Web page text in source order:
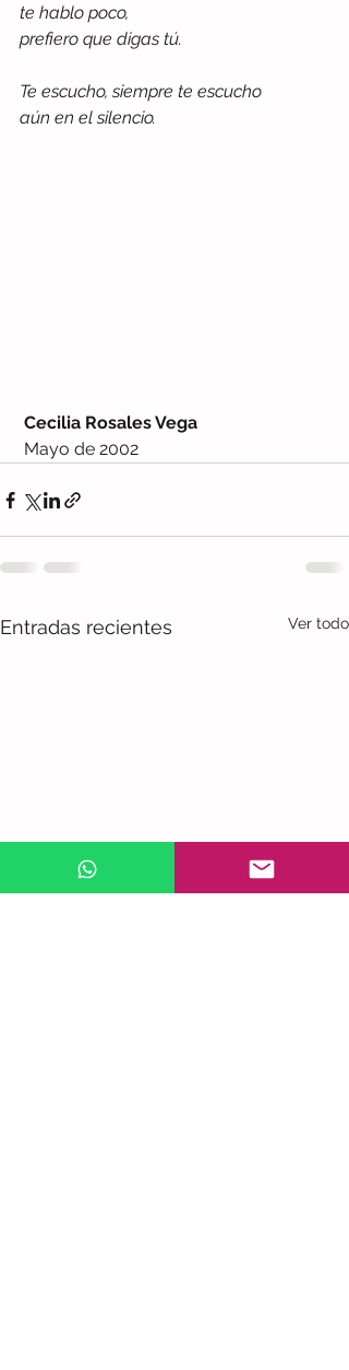
te hablo poco,
prefiero que digas tú.
Te escucho, siempre te escucho
aún en el silencio.
Cecilia Rosales Vega
Mayo de 2002
Entradas recientes Ver todo